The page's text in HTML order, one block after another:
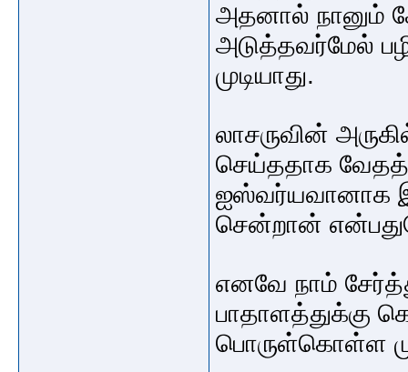
அதனால் நானும்
அடுத்தவர்மேல்
முடியாது.
லாசருவின்
செய்ததாக
ஐஸ்வர்யவானாக
சென்றான்
எனவே நாம்
பாதாளத்துக்கு
பொருள்கொள்ள